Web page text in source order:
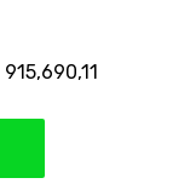
915,690,11